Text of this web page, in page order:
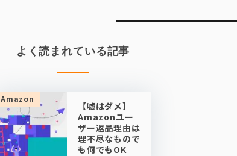
ゲ
シ
よく読まれている記事
Amazon
【嘘はダメ】
Amazonユー
ザー返品理由は
理不尽なもので
も何でもOK